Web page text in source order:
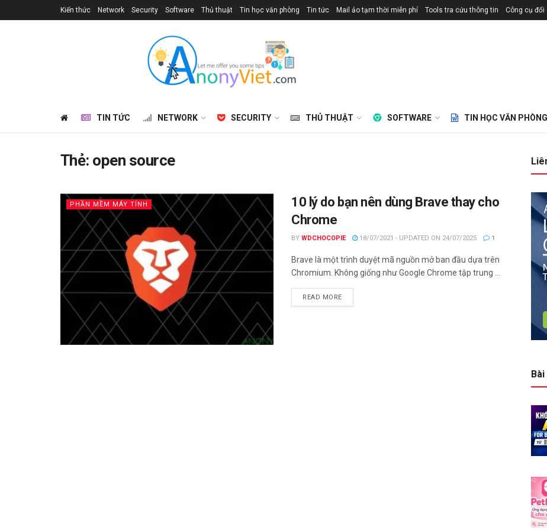
Kiến thức Network Security Software Thủ thuật Tin học văn phòng Tin tức Mail ảo tạm thời miễn phí Tools tra cứu thông tin Công cụ
TIN TỨC NETWORK SECURITY THỦ THUẬT SOFTWARE TIN HỌC VĂN PHÒNG
Thẻ: open source
PHẦN MỀM MÁY TÍNH
10 lý do bạn nên dùng Brave thay cho
Chrome
BY WDCHOCOPIE 18/07/2021 - UPDATED ON 24/07/2025 1
Brave là một trình duyệt mã nguồn mở ban đầu dựa trên
Chromium. Không giống như Google Chrome tập trung ...
READ MOREDETAILS